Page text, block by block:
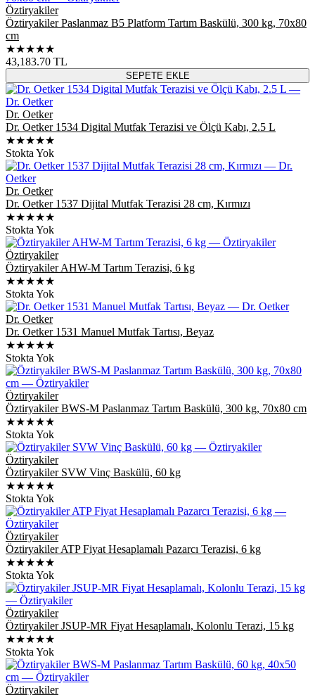
Öztiryakiler
Öztiryakiler Paslanmaz B5 Platform Tartım Baskülü, 300 kg, 70x80
cm
★★★★★
43,183.70 TL
SEPETE EKLE
Dr. Oetker
Dr. Oetker 1534 Digital Mutfak Terazisi ve Ölçü Kabı, 2.5 L
★★★★★
Stokta Yok
Dr. Oetker
Dr. Oetker 1537 Dijital Mutfak Terazisi 28 cm, Kırmızı
★★★★★
Stokta Yok
Öztiryakiler
Öztiryakiler AHW-M Tartım Terazisi, 6 kg
★★★★★
Stokta Yok
Dr. Oetker
Dr. Oetker 1531 Manuel Mutfak Tartısı, Beyaz
★★★★★
Stokta Yok
Öztiryakiler
Öztiryakiler BWS-M Paslanmaz Tartım Baskülü, 300 kg, 70x80 cm
★★★★★
Stokta Yok
Öztiryakiler
Öztiryakiler SVW Vinç Baskülü, 60 kg
★★★★★
Stokta Yok
Öztiryakiler
Öztiryakiler ATP Fiyat Hesaplamalı Pazarcı Terazisi, 6 kg
★★★★★
Stokta Yok
Öztiryakiler
Öztiryakiler JSUP-MR Fiyat Hesaplamalı, Kolonlu Terazi, 15 kg
★★★★★
Stokta Yok
Öztiryakiler